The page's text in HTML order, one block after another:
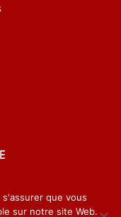
que vous
sur notre site Web.